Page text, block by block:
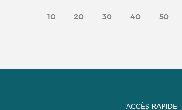
10 20 30 40 50
ACCÈS RAPIDE